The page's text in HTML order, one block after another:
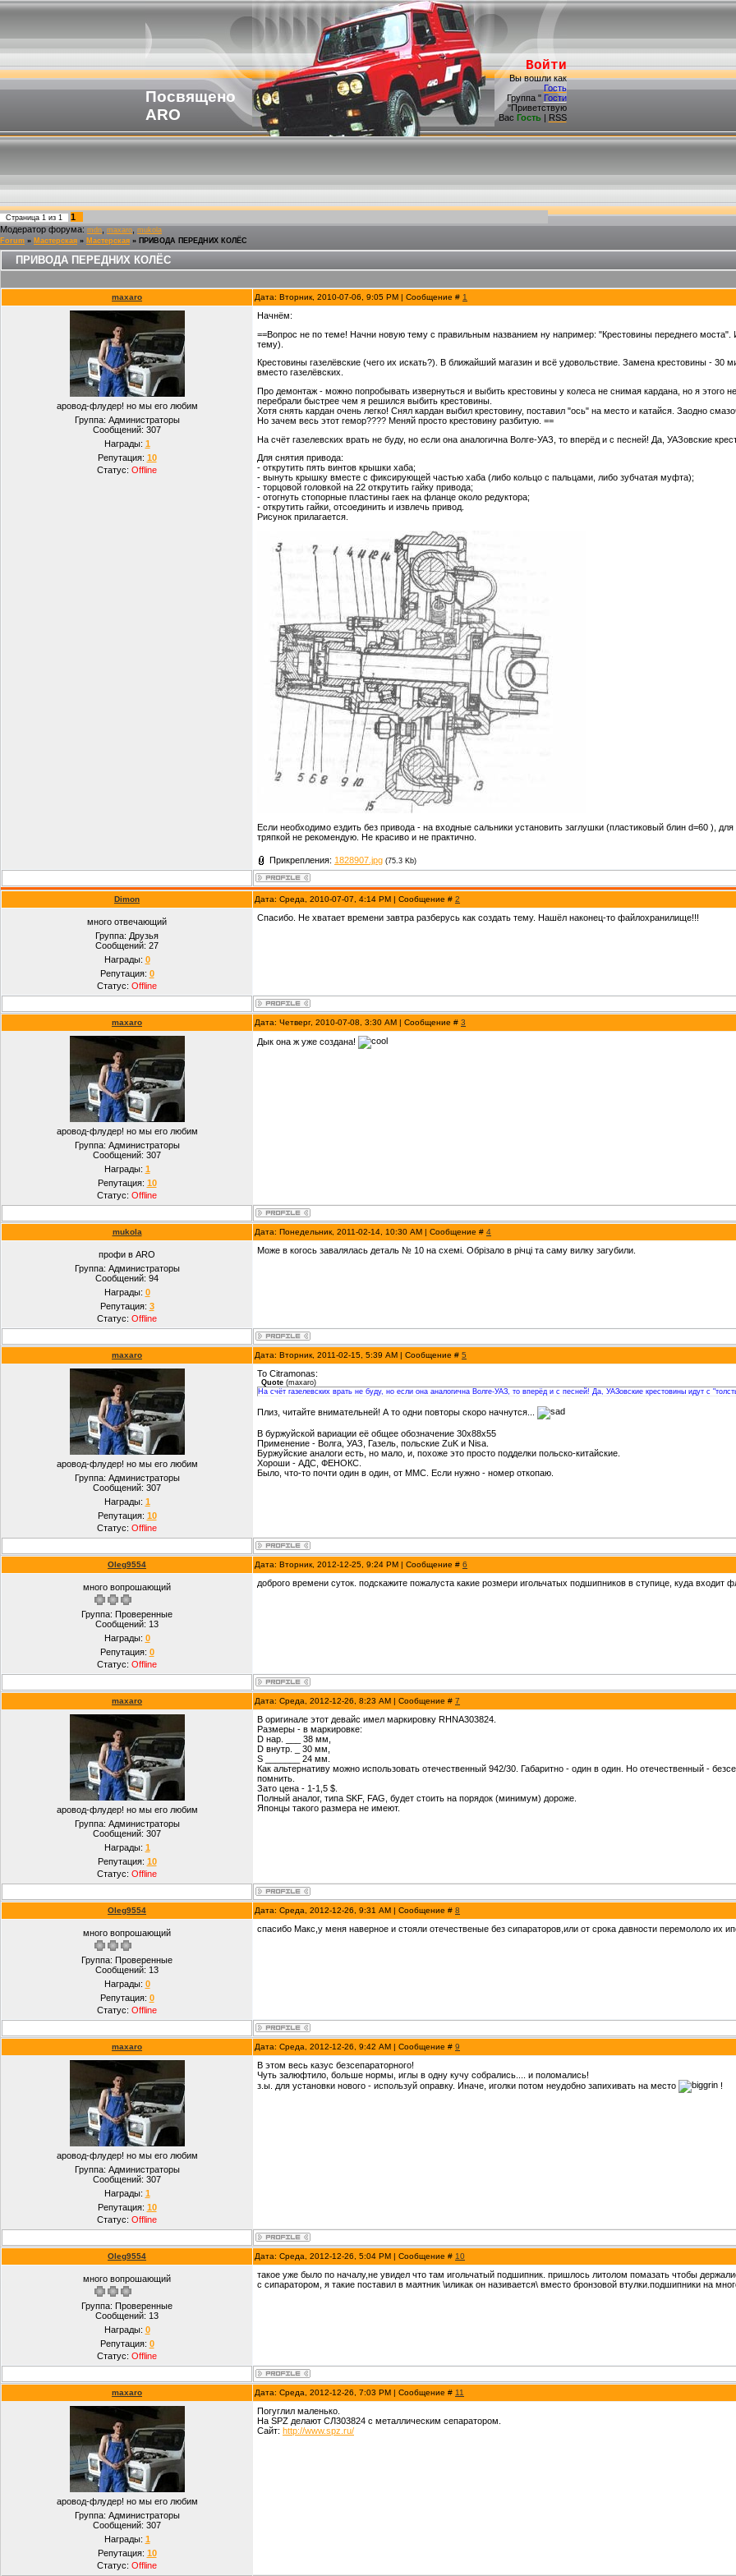
Посвящено
ARO
Войти
Вы вошли как
Гость
Группа " Гости
"Приветствую
Вас Гость| RSS
Страница 1 из 1
1
Модератор форума:mdn,maxaro,mukola
Forum » Мастерская » Мастерская » ПРИВОДА ПЕРЕДНИХ КОЛЁС
ПРИВОДА ПЕРЕДНИХ КОЛЁС
maxaro Дата: Вторник, 2010-07-06, 9:05 PM | Сообщение # 1
аровод-флудер! но мы его любим
Группа: Администраторы
Сообщений: 307
Награды: 1
Репутация: 10
Статус: Offline
Начнём:
==Вопрос не по теме! Начни новую тему с правильным названием ну например: "Крестовины переднего
тему).
Крестовины газелёвские (чего их искать?). В ближайший магазин и всё удовольствие. Замена крестовины - 30
вместо газелёвских.
Про демонтаж - можно попробывать извернуться и выбить крестовины у колеса не снимая кардана, но я этого
перебрали быстрее чем я решился выбить крестовины.
Хотя снять кардан очень легко! Снял кардан выбил крестовину, поставил "ось" на место и катайся. Заодно
Но зачем весь этот гемор???? Меняй просто крестовину разбитую. ==
На счёт газелевских врать не буду, но если она аналогична Волге-УАЗ, то вперёд и с песней! Да, УАЗовские
Для снятия привода:
- открутить пять винтов крышки хаба;
- вынуть крышку вместе с фиксирующей частью хаба (либо кольцо с пальцами, либо зубчатая муфта);
- торцовой головкой на 22 открутить гайку привода;
- отогнуть стопорные пластины гаек на фланце около редуктора;
- открутить гайки, отсоединить и извлечь привод.
Рисунок прилагается.
Если необходимо ездить без привода - на входные сальники установить заглушки (пластиковый блин d=60 ),
тряпкой не рекомендую. Не красиво и не практично.
Прикрепления: 1828907.jpg (75.3 Kb)
Dimon Дата: Среда, 2010-07-07, 4:14 PM | Сообщение # 2
много отвечающий
Группа: Друзья
Сообщений: 27
Награды: 0
Репутация: 0
Статус: Offline
Спасибо. Не хватает времени завтра разберусь как создать тему. Нашёл наконец-то файлохранилище!!!
maxaro Дата: Четверг, 2010-07-08, 3:30 AM | Сообщение # 3
аровод-флудер! но мы его любим
Группа: Администраторы
Сообщений: 307
Награды: 1
Репутация: 10
Статус: Offline
Дык она ж уже создана!
mukola Дата: Понедельник, 2011-02-14, 10:30 AM | Сообщение # 4
профи в ARO
Группа: Администраторы
Сообщений: 94
Награды: 0
Репутация: 3
Статус: Offline
Може в когось завалялась деталь № 10 на схемі. Обрізало в річці та саму вилку загубили.
maxaro Дата: Вторник, 2011-02-15, 5:39 AM | Сообщение # 5
аровод-флудер! но мы его любим
Группа: Администраторы
Сообщений: 307
Награды: 1
Репутация: 10
Статус: Offline
To Citramonas:
Quote (maxaro)
На счёт газелевских врать не буду, но если она аналогична Волге-УАЗ, то вперёд и с песней! Да, УАЗовские крестовины идут с
Плиз, читайте внимательней! А то одни повторы скоро начнутся...
В буржуйской вариации её общее обозначение 30х88х55
Применение - Волга, УАЗ, Газель, польские ZuK и Nisa.
Буржуйские аналоги есть, но мало, и, похоже это просто подделки польско-китайские.
Хороши - АДС, ФЕНОКС.
Было, что-то почти один в один, от ММС. Если нужно - номер откопаю.
Oleg9554 Дата: Вторник, 2012-12-25, 9:24 PM | Сообщение # 6
много вопрошающий
Группа: Проверенные
Сообщений: 13
Награды: 0
Репутация: 0
Статус: Offline
доброго времени суток. подскажите пожалуста какие розмери игольчатых подшипников в ступице, куда входит
maxaro Дата: Среда, 2012-12-26, 8:23 AM | Сообщение # 7
аровод-флудер! но мы его любим
Группа: Администраторы
Сообщений: 307
Награды: 1
Репутация: 10
Статус: Offline
В оригинале этот девайс имел маркировку RHNA303824.
Размеры - в маркировке:
D нар. ___ 38 мм,
D внутр. _ 30 мм,
S _______ 24 мм.
Как альтернативу можно использовать отечественный 942/30. Габаритно - один в один. Но отечественный -
помнить.
Зато цена - 1-1,5 $.
Полный аналог, типа SKF, FAG, будет стоить на порядок (минимум) дороже.
Японцы такого размера не имеют.
Oleg9554 Дата: Среда, 2012-12-26, 9:31 AM | Сообщение # 8
много вопрошающий
Группа: Проверенные
Сообщений: 13
Награды: 0
Репутация: 0
Статус: Offline
спасибо Макс,у меня наверное и стояли отечественые без сипараторов,или от срока давности перемололо их
maxaro Дата: Среда, 2012-12-26, 9:42 AM | Сообщение # 9
аровод-флудер! но мы его любим
Группа: Администраторы
Сообщений: 307
Награды: 1
Репутация: 10
Статус: Offline
В этом весь казус безсепараторного!
Чуть залюфтило, больше нормы, иглы в одну кучу собрались.... и поломались!
з.ы. для установки нового - используй оправку. Иначе, иголки потом неудобно запихивать на место
!
Oleg9554 Дата: Среда, 2012-12-26, 5:04 PM | Сообщение # 10
много вопрошающий
Группа: Проверенные
Сообщений: 13
Награды: 0
Репутация: 0
Статус: Offline
такое уже было по началу,не увидел что там игольчатый подшипник. пришлось литолом помазать чтобы
с сипаратором, я такие поставил в маятник \иликак он називается\ вместо бронзовой втулки.подшипники на
maxaro Дата: Среда, 2012-12-26, 7:03 PM | Сообщение # 11
аровод-флудер! но мы его любим
Группа: Администраторы
Сообщений: 307
Награды: 1
Репутация: 10
Статус: Offline
Погуглил маленько.
На SPZ делают СЛ303824 с металлическим сепаратором.
Сайт: http://www.spz.ru/